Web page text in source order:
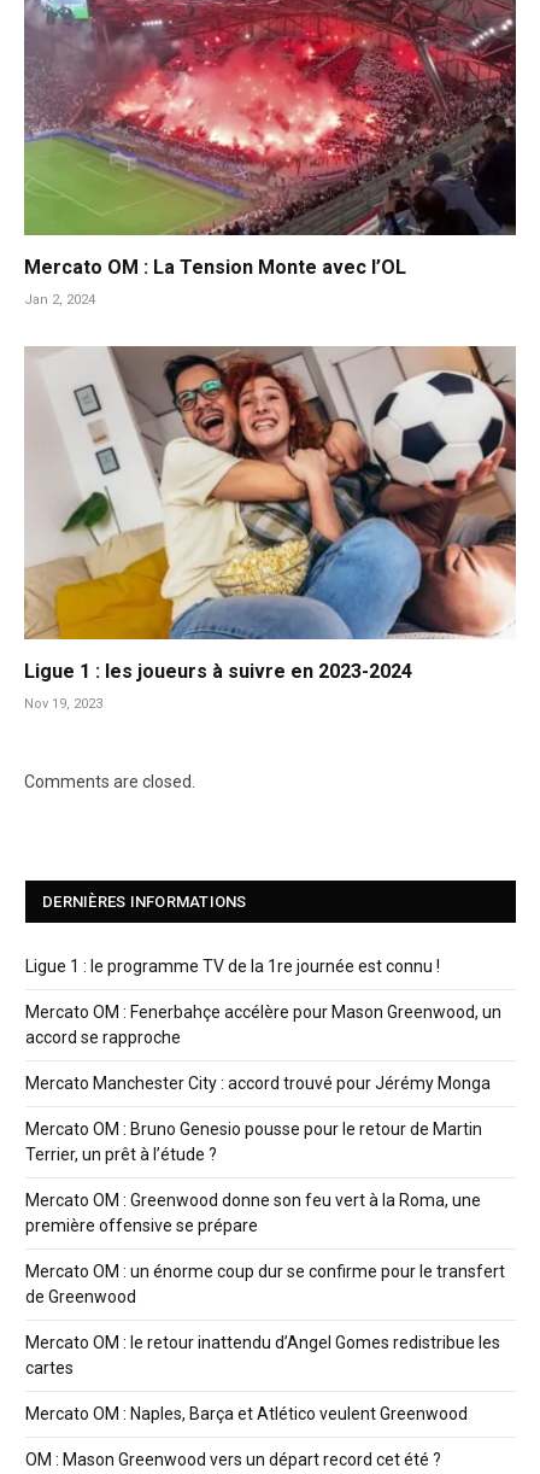
Mercato OM : La Tension Monte avec l’OL
Jan 2, 2024
Ligue 1 : les joueurs à suivre en 2023-2024
Nov 19, 2023
Comments are closed.
DERNIÈRES INFORMATIONS
Ligue 1 : le programme TV de la 1re journée est connu !
Mercato OM : Fenerbahçe accélère pour Mason Greenwood, un
accord se rapproche
Mercato Manchester City : accord trouvé pour Jérémy Monga
Mercato OM : Bruno Genesio pousse pour le retour de Martin
Terrier, un prêt à l’étude ?
Mercato OM : Greenwood donne son feu vert à la Roma, une
première offensive se prépare
Mercato OM : un énorme coup dur se confirme pour le transfert
de Greenwood
Mercato OM : le retour inattendu d’Angel Gomes redistribue les
cartes
Mercato OM : Naples, Barça et Atlético veulent Greenwood
OM : Mason Greenwood vers un départ record cet été ?